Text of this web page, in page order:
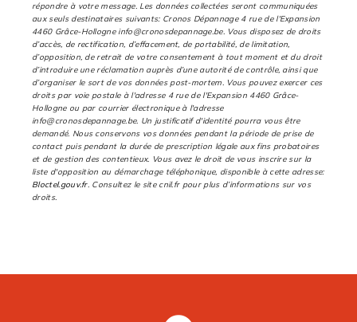
répondre à votre message. Les données collectées seront communiquées
aux seuls destinataires suivants: Cronos Dépannage 4 rue de l'Expansion
4460 Grâce-Hollogne info@cronosdepannage.be. Vous disposez de droits
d’accès, de rectification, d’effacement, de portabilité, de limitation,
d’opposition, de retrait de votre consentement à tout moment et du droit
d’introduire une réclamation auprès d’une autorité de contrôle, ainsi que
d’organiser le sort de vos données post-mortem. Vous pouvez exercer ces
droits par voie postale à l'adresse 4 rue de l'Expansion 4460 Grâce-
Hollogne ou par courrier électronique à l'adresse
info@cronosdepannage.be. Un justificatif d'identité pourra vous être
demandé. Nous conservons vos données pendant la période de prise de
contact puis pendant la durée de prescription légale aux fins probatoires
et de gestion des contentieux. Vous avez le droit de vous inscrire sur la
liste d'opposition au démarchage téléphonique, disponible à cette adresse:
Bloctel.gouv.fr. Consultez le site cnil.fr pour plus d’informations sur vos
droits.